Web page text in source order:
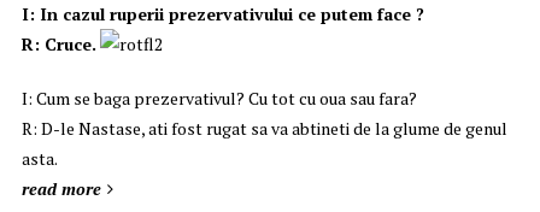
I: In cazul ruperii prezervativului ce putem face ?
R: Cruce.
I: Cum se baga prezervativul? Cu tot cu oua sau fara?
R: D-le Nastase, ati fost rugat sa va abtineti de la glume de genul
asta.
read more